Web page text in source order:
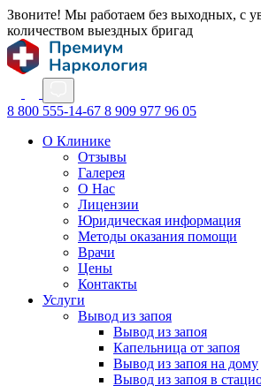
Звоните! Мы работаем без выходных, с
количеством выездных бригад
8 800 555-14-67 8 909 977 96 05
О Клинике
Отзывы
Галерея
О Нас
Лицензии
Юридическая информация
Методы оказания помощи
Врачи
Цены
Контакты
Услуги
Вывод из запоя
Вывод из запоя
Капельница от запоя
Вывод из запоя на дому
Вывод из запоя в